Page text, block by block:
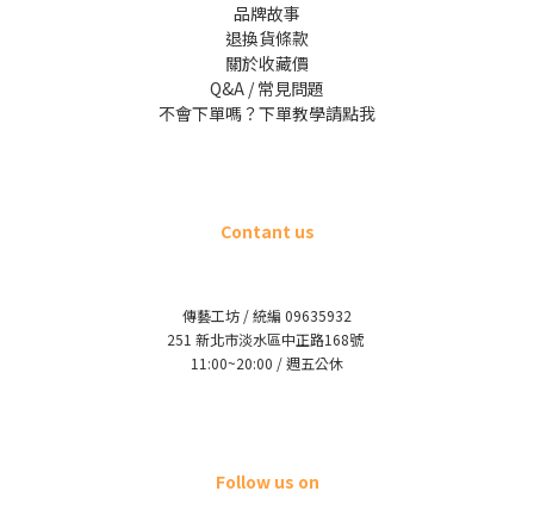
品牌故事
退換貨條款
關於收藏價
Q&A / 常見問題
不會下單嗎？下單教學請點我
Contant us
傳藝工坊 / 統編 09635932
251 新北市淡水區中正路168號
11:00~20:00 / 週五公休
Follow us on